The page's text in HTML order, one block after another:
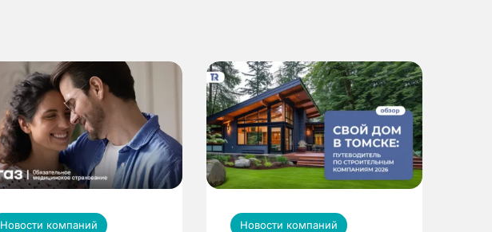
Новости компаний Новости компаний